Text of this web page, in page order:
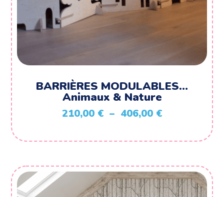
BARRIÈRES MODULABLES…
Animaux & Nature
210,00 € – 406,00 €Plage
prix :
à
406,00 €